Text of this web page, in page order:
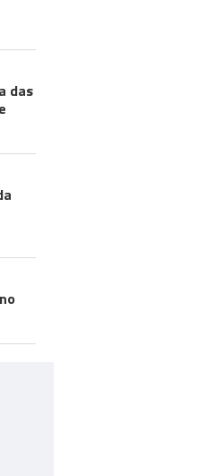
das